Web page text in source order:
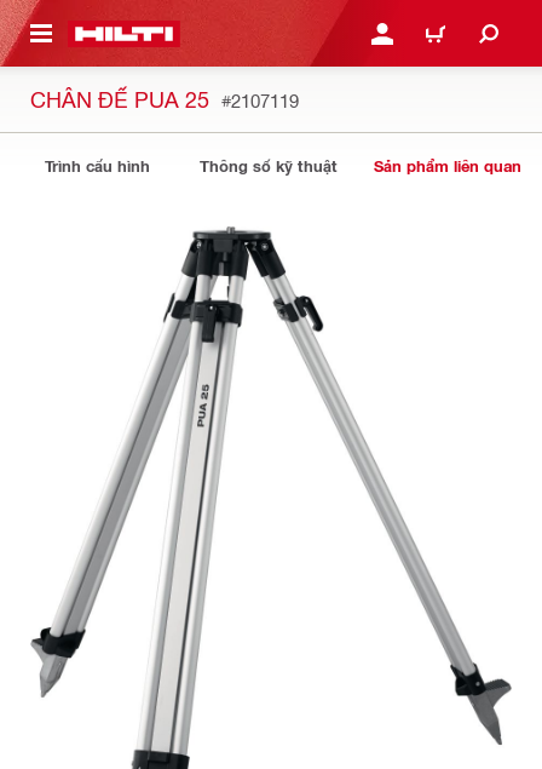
NỘI DUNG CHÍNH ĐĂNG NHẬP HOẶC
GIỎ HÀNG
CHÂN ĐẾ PUA 25 #2107119
Trình cấu hình Thông số kỹ thuật Sản phẩm liên quan